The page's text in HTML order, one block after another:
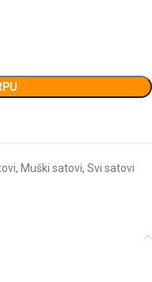
, Muški satovi, Svi satovi